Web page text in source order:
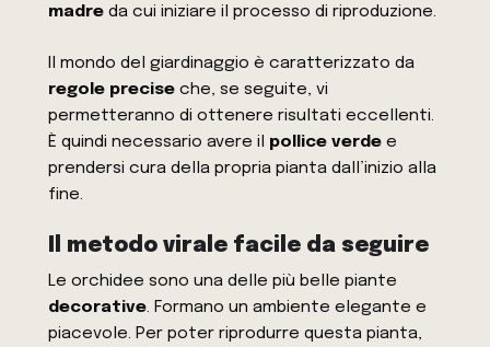
madre da cui iniziare il processo di riproduzione.
Il mondo del giardinaggio è caratterizzato da
regole precise che, se seguite, vi
permetteranno di ottenere risultati eccellenti.
È quindi necessario avere il pollice verde e
prendersi cura della propria pianta dall’inizio alla
fine.
Il metodo virale facile da seguire
Le orchidee sono una delle più belle piante
decorative. Formano un ambiente elegante e
piacevole. Per poter riprodurre questa pianta,